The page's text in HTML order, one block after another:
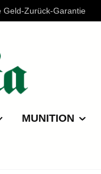
Geld-Zurück-Garantie
MUNITION